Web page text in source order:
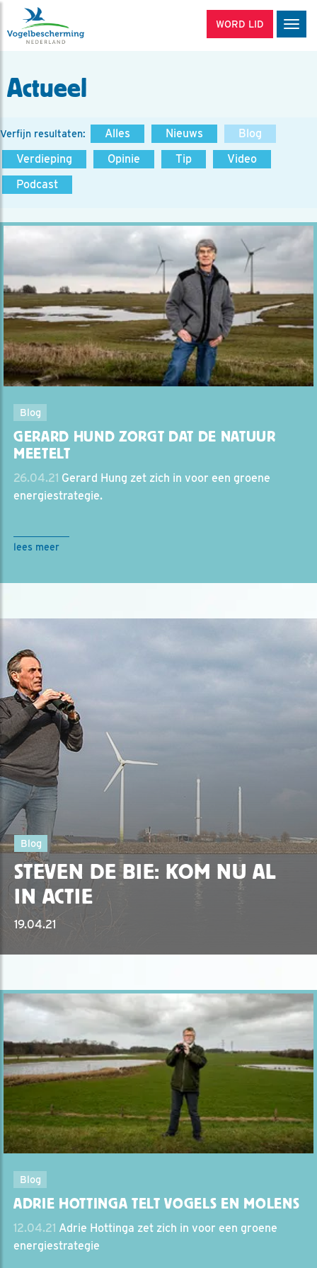
WORD LID
Actueel
Verfijn resultaten: Alles Nieuws
Blog
Verdieping
Opinie Tip
Video
Podcast
Blog
GERARD HUND ZORGT DAT DE NATUUR
MEETELT
26.04.21 Gerard Hung zet zich in voor een groene
energiestrategie.
lees meer
Blog
STEVEN DE BIE: KOM NU AL
IN ACTIE
19.04.21
Blog
ADRIE HOTTINGA TELT VOGELS EN MOLENS
12.04.21 Adrie Hottinga zet zich in voor een groene
energiestrategie